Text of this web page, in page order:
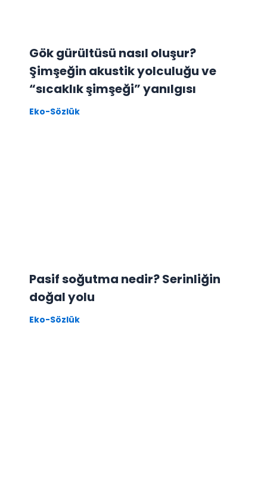
Gök gürültüsü nasıl oluşur?
Şimşeğin akustik yolculuğu ve
“sıcaklık şimşeği” yanılgısı
Eko-Sözlük
Pasif soğutma nedir? Serinliğin
doğal yolu
Eko-Sözlük